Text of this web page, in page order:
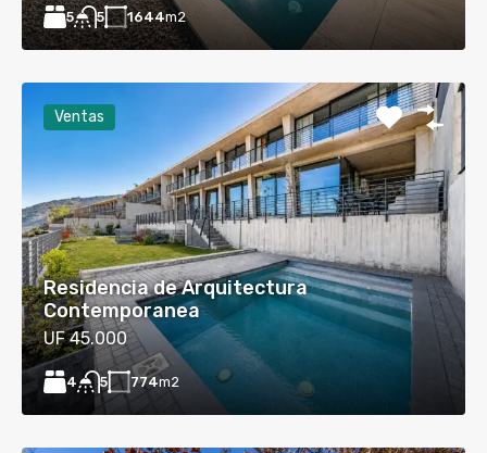
5 5 1644m2
Ventas
Residencia de Arquitectura
Contemporanea
UF 45.000
4 5 774m2